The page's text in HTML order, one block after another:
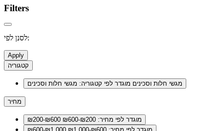
Filters
לסנן לפי:
Apply
קטגוריה
מגשי חלות וסכינים מוגדר לפי קטגוריה: מגשי חלות וסכינים
מחיר
₪200-₪600
מוגדר לפי מחיר: ₪200-₪600